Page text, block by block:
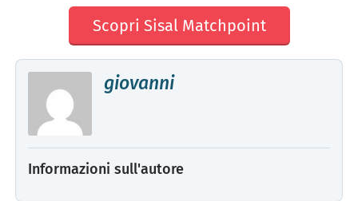
Scopri Sisal Matchpoint
giovanni
Informazioni sull'autore